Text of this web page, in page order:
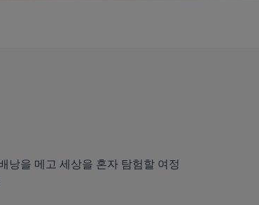
낭을 메고 세상을 혼자 탐험할 여정